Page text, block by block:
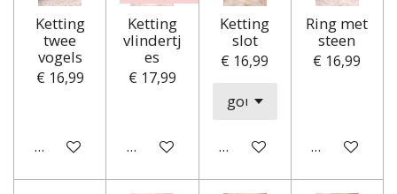
Ketting
twee
vogels
€ 16,99
In winkelwagen
Ketting
vlindertj
es
€ 17,99
Houd mij op de hoogte
Ketting
slot
€ 16,99
In winkelwagen
Ring met
steen
€ 16,99
Houd mij